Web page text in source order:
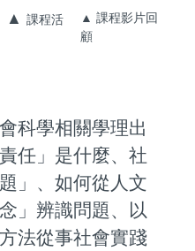
課程活
▲ 課程影片回
顧
科學相關學理出
任」是什麼、社
」、如何從人文
」辨識問題、以
法從事社會實踐